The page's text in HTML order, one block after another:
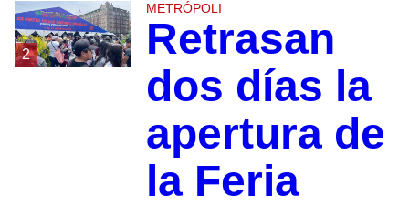
2
METRÓPOLI
Retrasan
dos días la
apertura de
la Feria